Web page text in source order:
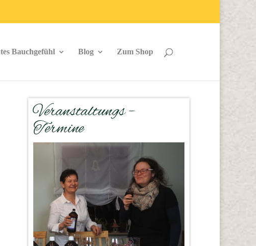
Bauchgefühl Blog Zum Shop
Veranstaltungs –
Termine